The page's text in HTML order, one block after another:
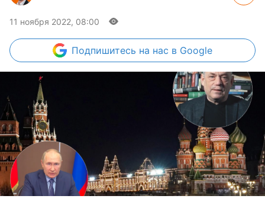
11 ноября 2022, 08:00
Подпишитесь на нас в Google